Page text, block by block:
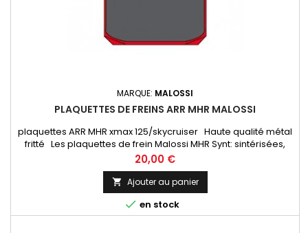
MARQUE: MALOSSI
PLAQUETTES DE FREINS ARR MHR MALOSSI
plaquettes ARR MHR xmax 125/skycruiser Haute qualité métal
fritté Les plaquettes de frein Malossi MHR Synt: sintérisées,
sans amiante, sont réalisées dans des matériaux spécifiques
qui les rendent particulièrement indiquées dans les situations
d'utilisation extrême.
Prix
20,00 €
 Ajouter au panier
 en stock